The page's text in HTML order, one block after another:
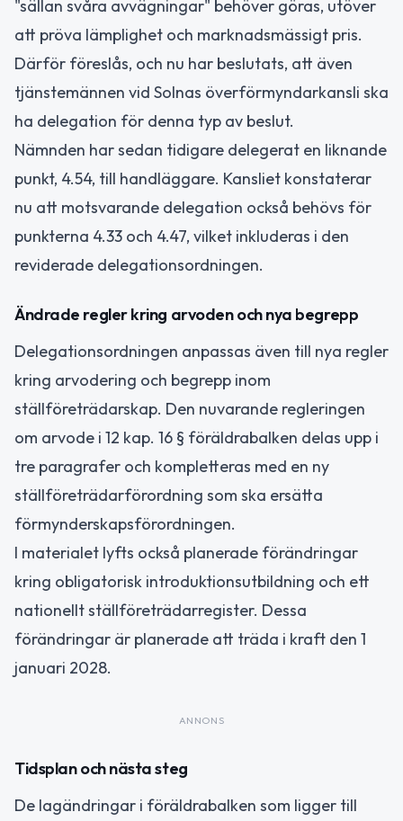
"sällan svåra avvägningar" behöver göras, utöver
att pröva lämplighet och marknadsmässigt pris.
Därför föreslås, och nu har beslutats, att även
tjänstemännen vid Solnas överförmyndarkansli ska
ha delegation för denna typ av beslut.
Nämnden har sedan tidigare delegerat en liknande
punkt, 4.54, till handläggare. Kansliet konstaterar
nu att motsvarande delegation också behövs för
punkterna 4.33 och 4.47, vilket inkluderas i den
reviderade delegationsordningen.
Ändrade regler kring arvoden och nya begrepp
Delegationsordningen anpassas även till nya regler
kring arvodering och begrepp inom
ställföreträdarskap. Den nuvarande regleringen
om arvode i 12 kap. 16 § föräldrabalken delas upp i
tre paragrafer och kompletteras med en ny
ställföreträdarförordning som ska ersätta
förmynderskapsförordningen.
I materialet lyfts också planerade förändringar
kring obligatorisk introduktionsutbildning och ett
nationellt ställföreträdarregister. Dessa
förändringar är planerade att träda i kraft den 1
januari 2028.
ANNONS
Tidsplan och nästa steg
De lagändringar i föräldrabalken som ligger till